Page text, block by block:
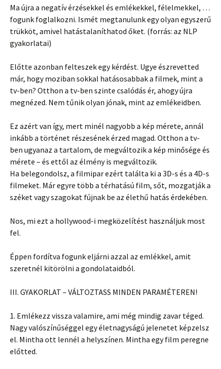
Ma újra a negatív érzésekkel és emlékekkel, félelmekkel, …
fogunk foglalkozni. Ismét megtanulunk egy olyan egyszerű
trükköt, amivel hatástalaníthatod őket. (forrás: az NLP
gyakorlatai)
Előtte azonban felteszek egy kérdést. Ugye észrevetted
már, hogy moziban sokkal hatásosabbak a filmek, mint a
tv-ben? Otthon a tv-ben szinte csalódás ér, ahogy újra
megnézed. Nem tűnik olyan jónak, mint az emlékeidben.
Ez azért van így, mert minél nagyobb a kép mérete, annál
inkább a történet részesének érzed magad. Otthon a tv-
ben ugyanaz a tartalom, de megváltozik a kép minősége és
mérete – és ettől az élmény is megváltozik.
Ha belegondolsz, a filmipar ezért találta ki a 3D-s és a 4D-s
filmeket. Már egyre több a térhatású film, sőt, mozgatják a
széket vagy szagokat fújnak be az élethű hatás érdekében.
Nos, mi ezt a hollywood-i megközelítést használjuk most
fel.
Éppen fordítva fogunk eljárni azzal az emlékkel, amit
szeretnél kitörölni a gondolataidból.
III. GYAKORLAT – VÁLTOZTASS MINDEN PARAMÉTEREN!
1. Emlékezz vissza valamire, ami még mindig zavar téged.
Nagy valószínűséggel egy életnagyságú jelenetet képzelsz
el. Mintha ott lennél a helyszínen. Mintha egy film peregne
előtted.